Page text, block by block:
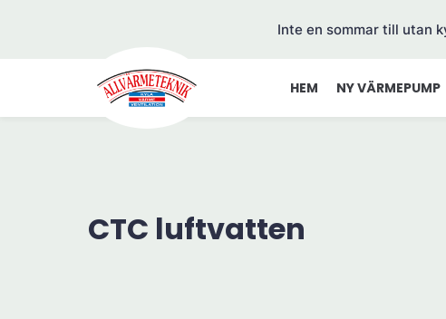
Inte en sommar till utan
HEM NY VÄRMEPUMP
CTC luftvatten